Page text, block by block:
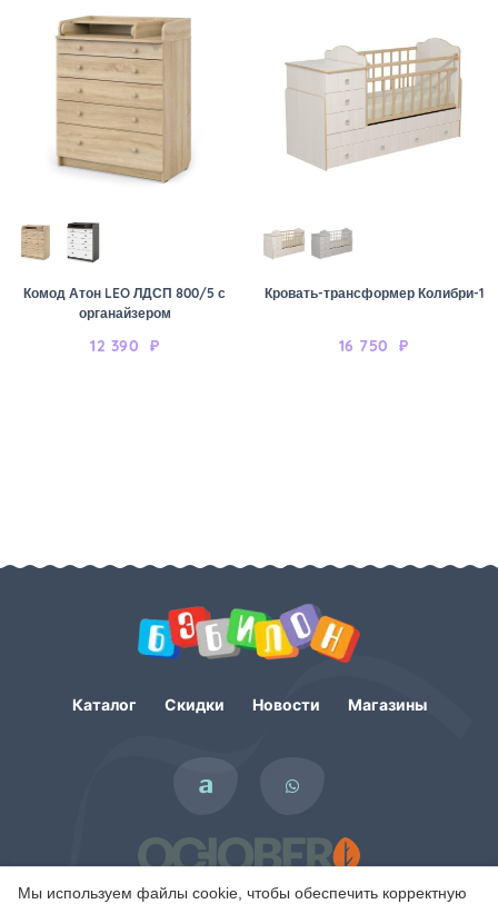
Мы используем файлы cookie, чтобы обеспечить корректную
Комод Атон LEO ЛДСП 800/5 с
органайзером
12 390 ₽
Кровать-трансформер Колибри-1
16 750 ₽
Каталог Скидки Новости Магазины